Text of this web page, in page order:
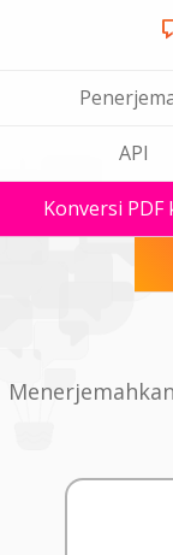
API
Konversi PDF